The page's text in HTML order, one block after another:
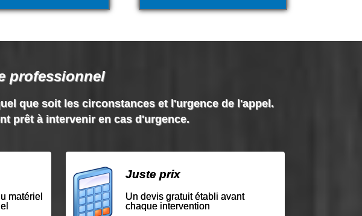
professionnel
que soit les circonstances et l'urgence de l'appel.
prêt à intervenir en cas d'urgence.
matériel
Juste prix
Un devis gratuit établi avant
chaque intervention